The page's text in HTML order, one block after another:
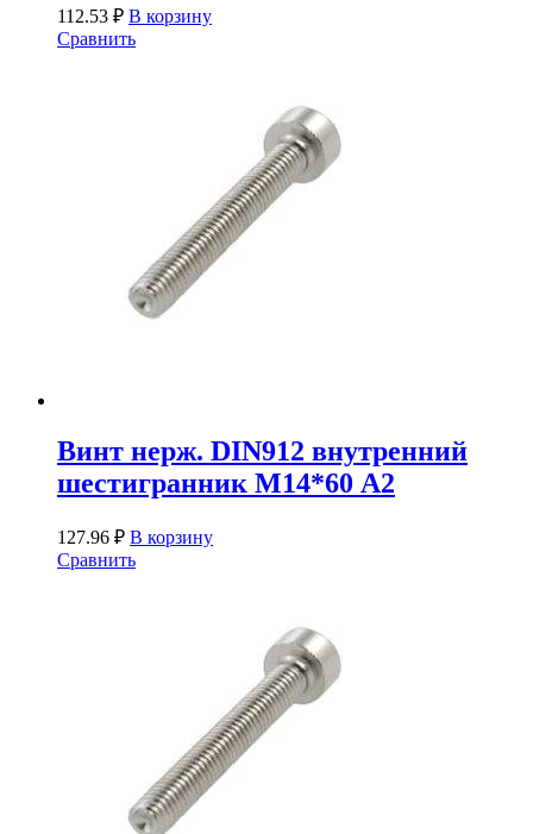
112.53 ₽ В корзину
Сравнить
Винт нерж. DIN912 внутренний
шестигранник М14*60 А2
127.96 ₽ В корзину
Сравнить